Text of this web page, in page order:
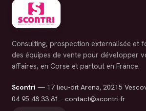
Consulting, prospection externalisée et
des équipes de vente pour développer
affaires, en Corse et partout en France.
Scontri — 17 lieu-dit Arena, 20215
04 95 48 33 81 · contact@scontri.fr